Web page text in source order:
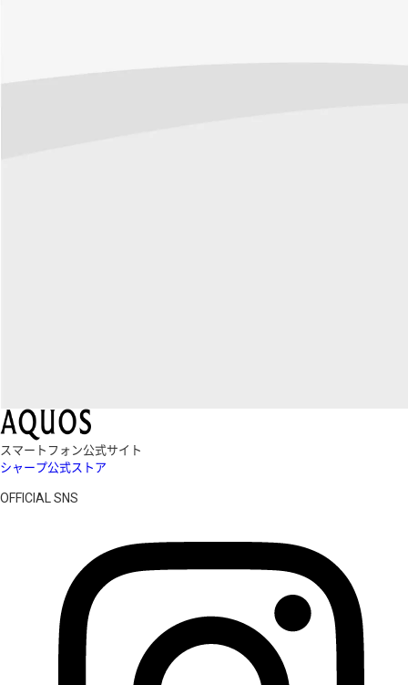
スマートフォン公式サイト
シャープ公式ストア
OFFICIAL SNS